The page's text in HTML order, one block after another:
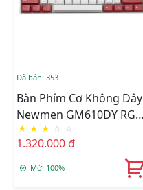
Đã bán: 353
Bàn Phím Cơ Không Dây
Newmen GM610DY RGB
(G-PRO Brown/ Red/
Blue Switch)
★ ★ ★ ☆ ☆
1.320.000 đ
Mới 100%